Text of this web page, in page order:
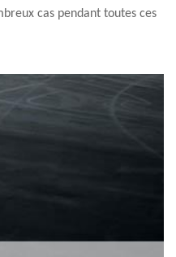
cas pendant toutes ces